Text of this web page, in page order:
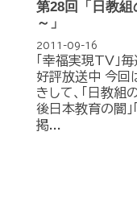
第28回「日教
～」
2011-09-16
「幸福実現TV」
好評放送中 今
きして、「日教組
後日本教育の闇」
掲...